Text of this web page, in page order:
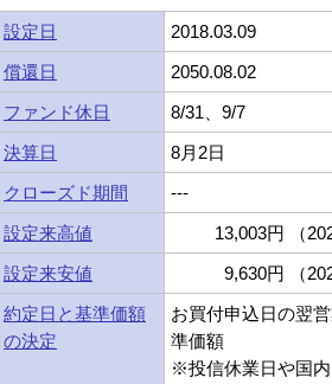
設定日
2018.03.09
償還日
2050.08.02
ファンド休日
8/31、9/7
決算日
8月2日
クローズド期間
---
設定来高値
13,003円 （
設定来安値
9,630円 （
約定日と基準価額
の決定
お買付申込日の翌
準価額
※投信休業日や国